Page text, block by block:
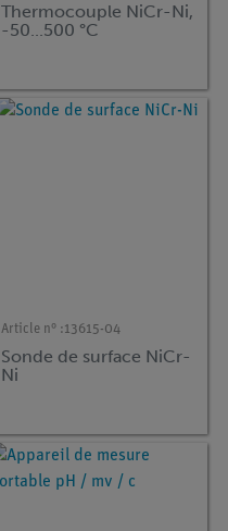
Thermocouple NiCr-Ni,
-50...500 °C
Article n° :13615-04
Sonde de surface NiCr-
Ni